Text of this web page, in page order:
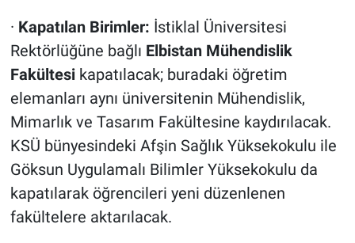
· Kapatılan Birimler: İstiklal Üniversitesi
Rektörlüğüne bağlı Elbistan Mühendislik
Fakültesikapatılacak; buradaki öğretim
elemanları aynı üniversitenin Mühendislik,
Mimarlık ve Tasarım Fakültesine kaydırılacak.
KSÜ bünyesindeki Afşin Sağlık Yüksekokulu ile
Göksun Uygulamalı Bilimler Yüksekokulu da
kapatılarak öğrencileri yeni düzenlenen
fakültelere aktarılacak.